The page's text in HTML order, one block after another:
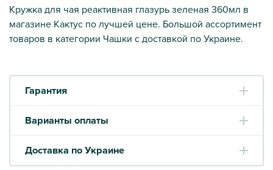
Кружка для чая реактивная глазурь зеленая 360мл в
магазине Кактус по лучшей цене. Большой ассортимент
товаров в категории Чашки с доставкой по Украине.
Гарантия
Варианты оплаты
Доставка по Украине